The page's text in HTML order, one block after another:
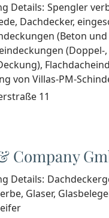
Details: Spengler
Dachdecker,
(Beton und
(Doppel-
von Villas-PM-
11
Company
Details:
Glaser,